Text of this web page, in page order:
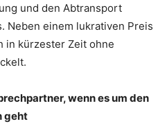
und den Abtransport
Neben einem lukrativen Preis
in kürzester Zeit ohne
wenn es um den
geht